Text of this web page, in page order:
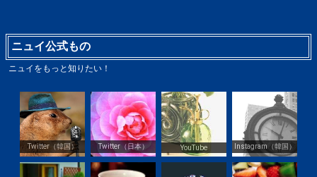
ニュイ公式もの
ニュイをもっと知りたい！
Twitter（韓国） Twitter（日本） YouTube Instagram（韓国）